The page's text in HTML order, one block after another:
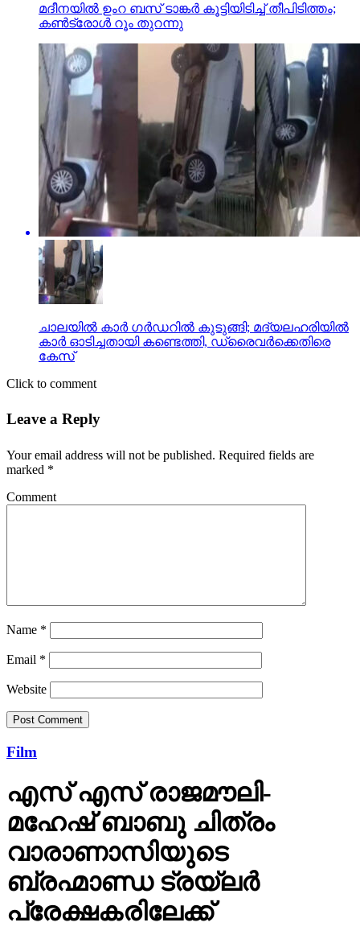
മദീനയില്‍ ഉംറ ബസ് ടാങ്കര്‍ കൂട്ടിയിടിച്ച് തീപിടിത്തം;
കണ്‍ട്രോള്‍ റൂം തുറന്നു
ചാലയിൽ കാർ ഗർഡറിൽ കുടുങ്ങി; മദ്യലഹരിയിൽ
കാർ ഓടിച്ചതായി കണ്ടെത്തി, ഡ്രൈവർക്കെതിരെ
കേസ്
Click to comment
Leave a Reply
Your email address will not be published. Required fields are
marked *
Comment
Name *
Email *
Website
Film
എസ് എസ് രാജമൗലി-
മഹേഷ് ബാബു ചിത്രം
വാരാണാസിയുടെ
ബ്രഹ്മാണ്ഡ ട്രയ്ലർ
പ്രേക്ഷകരിലേക്ക്